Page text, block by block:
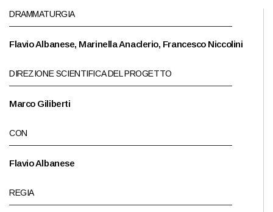
DRAMMATURGIA
Flavio Albanese, Marinella Anaclerio, Francesco Niccolini
DIREZIONE SCIENTIFICA DEL PROGETTO
Marco Giliberti
CON
Flavio Albanese
REGIA